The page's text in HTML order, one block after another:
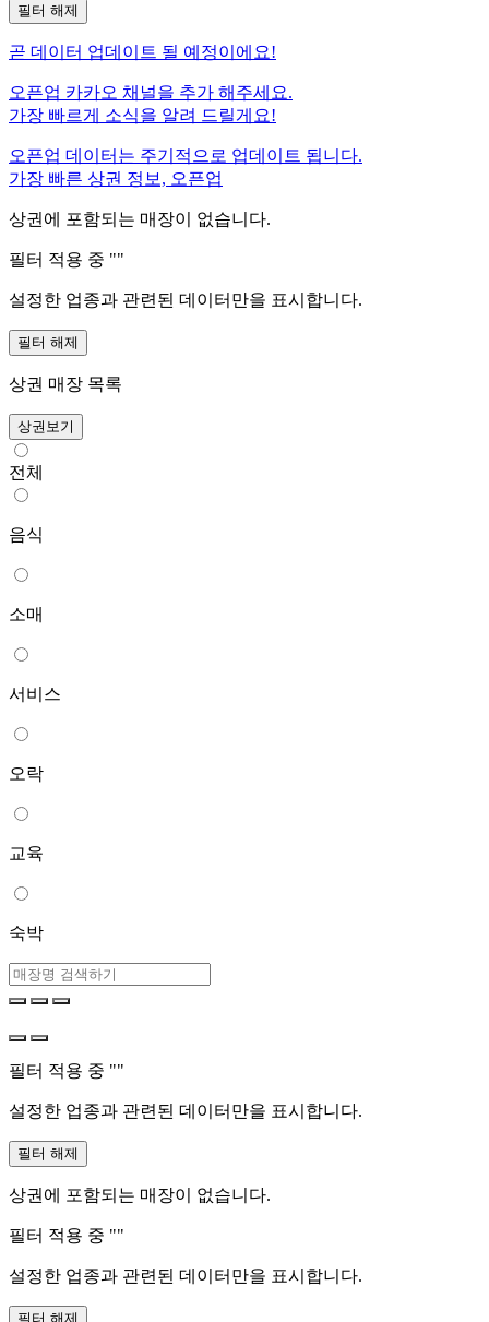
필터 해제
곧 데이터 업데이트 될 예정이에요!
오픈업 카카오 채널을 추가 해주세요.
가장 빠르게 소식을 알려 드릴게요!
오픈업 데이터는 주기적으로 업데이트 됩니다.
가장 빠른 상권 정보, 오픈업
상권에 포함되는 매장이 없습니다.
필터 적용 중 ""
설정한 업종과 관련된 데이터만을 표시합니다.
필터 해제
상권 매장 목록
상권보기
전체
음식
소매
서비스
오락
교육
숙박
필터 적용 중 ""
설정한 업종과 관련된 데이터만을 표시합니다.
필터 해제
상권에 포함되는 매장이 없습니다.
필터 적용 중 ""
설정한 업종과 관련된 데이터만을 표시합니다.
필터 해제